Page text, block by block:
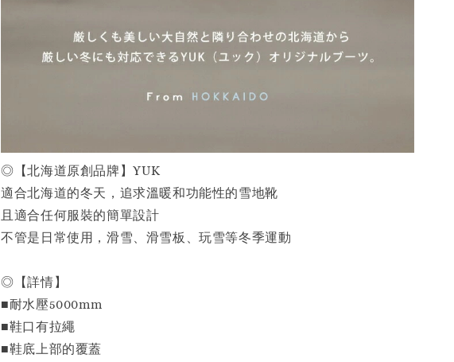
◎【北海道原創品牌】YUK
適合北海道的冬天，追求溫暖和功能性的雪地靴
且適合任何服裝的簡單設計
不管是日常使用，滑雪、滑雪板、玩雪等冬季運動
◎【詳情】
■耐水壓5000mm
■鞋口有拉繩
■鞋底上部的覆蓋